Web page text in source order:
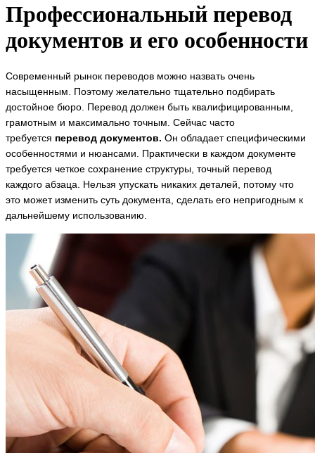
Профессиональный перевод
документов и его особенности
Современный рынок переводов можно назвать очень
насыщенным. Поэтому желательно тщательно подбирать
достойное бюро. Перевод должен быть квалифицированным,
грамотным и максимально точным. Сейчас часто
требуется перевод документов. Он обладает специфическими
особенностями и нюансами. Практически в каждом документе
требуется четкое сохранение структуры, точный перевод
каждого абзаца. Нельзя упускать никаких деталей, потому что
это может изменить суть документа, сделать его непригодным к
дальнейшему использованию.